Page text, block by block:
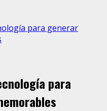
para generar
para